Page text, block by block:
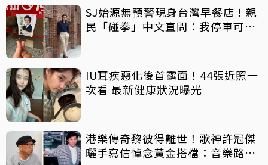
SJ始源無預警現身台灣早餐店！親
民「碰拳」中文直問：我停車可以
IU耳疾惡化後首露面！44張近照一
次看 最新健康狀況曝光
港樂傳奇黎彼得離世！歌神許冠傑
曬手寫信悼念黃金搭檔：音樂路上